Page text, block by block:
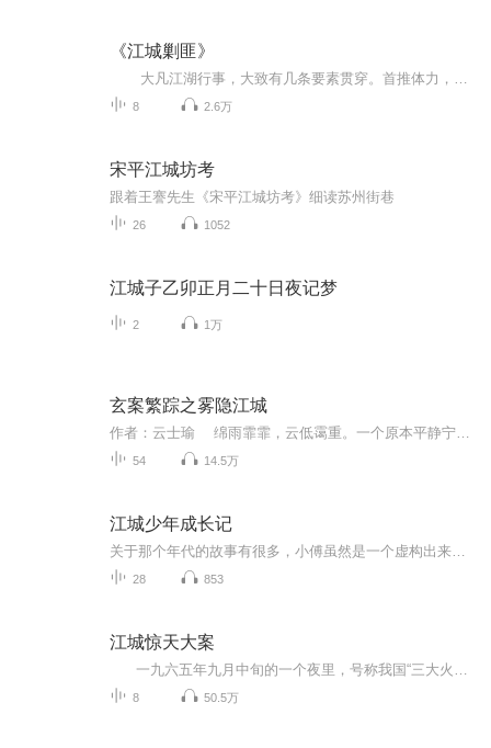
《江城剿匪》
8 2.6万
宋平江城坊考
跟着王謇先生《宋平江城坊考》细读苏州街巷
26 1052
江城子乙卯正月二十日夜记梦
2 1万
玄案繁踪之雾隐江城
54 14.5万
江城少年成长记
28 853
江城惊天大案
8 50.5万